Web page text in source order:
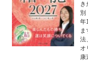
別
年
法
オ
康